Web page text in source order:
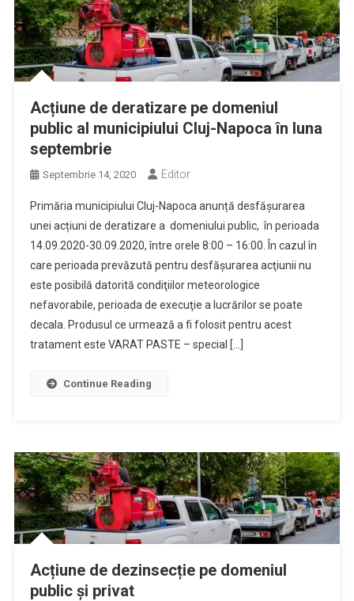
Acțiune de deratizare pe domeniul
public al municipiului Cluj-Napoca în luna
septembrie
Septembrie 14, 2020 Editor
Primăria municipiului Cluj-Napoca anunță desfășurarea
unei acțiuni de deratizare a domeniului public, în perioada
14.09.2020-30.09.2020, între orele 8:00 – 16:00. În cazul în
care perioada prevăzută pentru desfăşurarea acţiunii nu
este posibilă datorită condiţiilor meteorologice
nefavorabile, perioada de execuţie a lucrărilor se poate
decala. Produsul ce urmează a fi folosit pentru acest
tratament este VARAT PASTE – special […]
Continue Reading
Acțiune de dezinsecție pe domeniul
public și privat